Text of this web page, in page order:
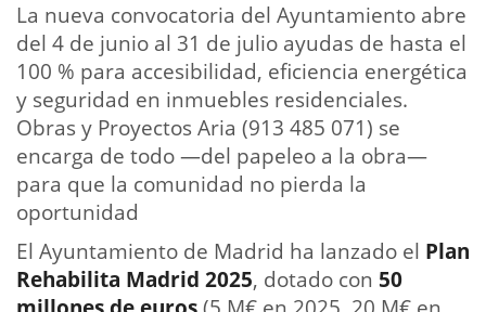
La nueva convocatoria del Ayuntamiento abre
del 4 de junio al 31 de julio ayudas de hasta el
100 % para accesibilidad, eficiencia energética
y seguridad en inmuebles residenciales.
Obras y Proyectos Aria (913 485 071) se
encarga de todo —del papeleo a la obra—
para que la comunidad no pierda la
oportunidad
El Ayuntamiento de Madrid ha lanzado el Plan
Rehabilita Madrid 2025, dotado con 50